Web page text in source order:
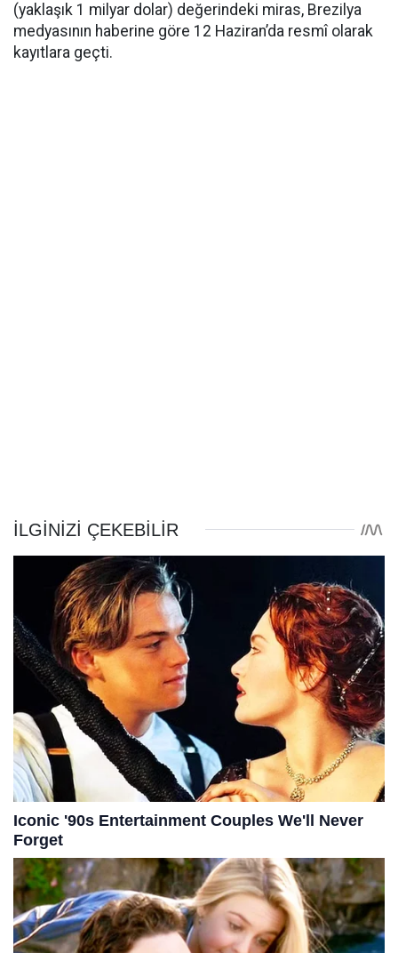
(yaklaşık 1 milyar dolar) değerindeki miras, Brezilya
medyasının haberine göre 12 Haziran’da resmî olarak
kayıtlara geçti.